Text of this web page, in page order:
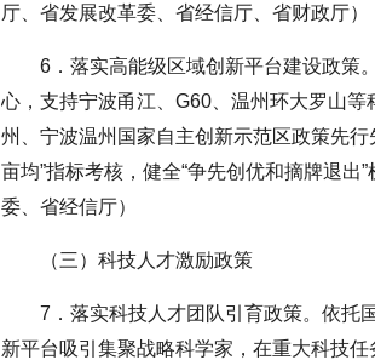
厅、省发展改革委、省经信厅、省财政厅）
6．落实高能级区域创新平台建设政策
心，支持宁波甬江、G60、温州环大罗山
州、宁波温州国家自主创新示范区政策先
亩均”指标考核，健全“争先创优和摘牌退
委、省经信厅）
（三）科技人才激励政策
7．落实科技人才团队引育政策。依托
新平台吸引集聚战略科学家，在重大科技